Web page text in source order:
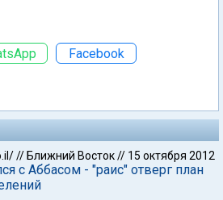
Facebook
// Ближний Восток// 15 октября 2012
с Аббасом - "раис" отверг план